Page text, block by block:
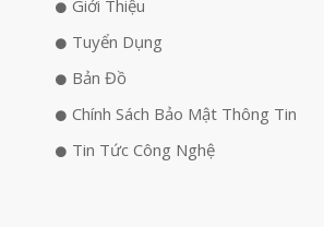
Giới Thiệu
Tuyển Dụng
Bản Đồ
Chính Sách Bảo Mật Thông Tin
Tin Tức Công Nghệ